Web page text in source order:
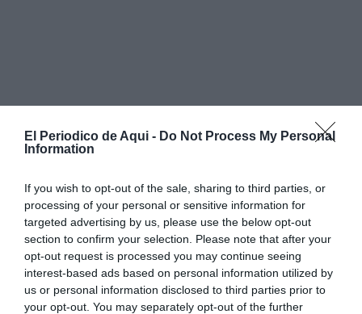
El Periodico de Aqui - Do Not Process My Personal
Information
If you wish to opt-out of the sale, sharing to third parties, or
processing of your personal or sensitive information for
targeted advertising by us, please use the below opt-out
section to confirm your selection. Please note that after your
opt-out request is processed you may continue seeing
interest-based ads based on personal information utilized by
us or personal information disclosed to third parties prior to
your opt-out. You may separately opt-out of the further